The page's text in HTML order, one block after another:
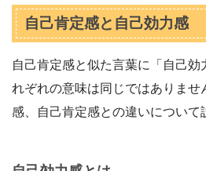
自己肯定感と自己効力感
自己肯定感と似た言葉に「自己
れぞれの意味は同じではありませ
感、自己肯定感との違いについて